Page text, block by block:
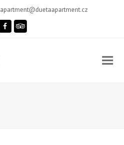
apartment@duetaapartment.cz
FacebookTripadvisor